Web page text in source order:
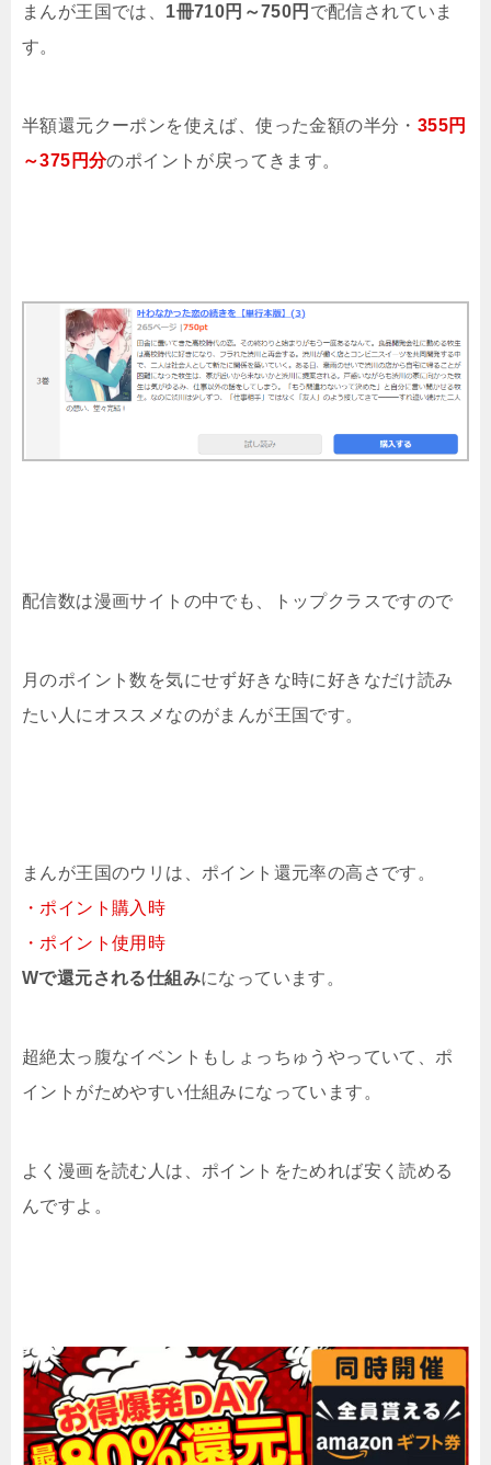
まんが王国では、 1冊710円～750円 で配信されていま
す。
半額還元クーポンを使えば、使った金額の半分・ 355円
～375円分のポイントが戻ってきます。
配信数は漫画サイトの中でも、トップクラスですので
月のポイント数を気にせず好きな時に好きなだけ読み
たい人にオススメなのがまんが王国です。
まんが王国のウリは、ポイント還元率の高さです。
・ポイント購入時
・ポイント使用時
Wで還元される仕組みになっています。
超絶太っ腹なイベントもしょっちゅうやっていて、ポ
イントがためやすい仕組みになっています。
よく漫画を読む人は、ポイントをためれば安く読める
んですよ。